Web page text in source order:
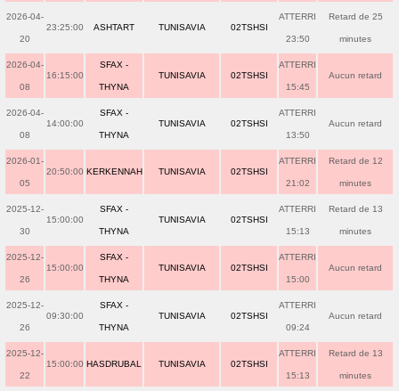
2026-04-
20
23:25:00 ASHTART TUNISAVIA 02TSHSI
ATTERRI
23:50
Retard de 25
minutes
2026-04-
08
16:15:00
SFAX -
THYNA
TUNISAVIA 02TSHSI
ATTERRI
15:45
Aucun retard
2026-04-
08
14:00:00
SFAX -
THYNA
TUNISAVIA 02TSHSI
ATTERRI
13:50
Aucun retard
2026-01-
05
20:50:00 KERKENNAH TUNISAVIA 02TSHSI
ATTERRI
21:02
Retard de 12
minutes
2025-12-
30
15:00:00
SFAX -
THYNA
TUNISAVIA 02TSHSI
ATTERRI
15:13
Retard de 13
minutes
2025-12-
26
15:00:00
SFAX -
THYNA
TUNISAVIA 02TSHSI
ATTERRI
15:00
Aucun retard
2025-12-
26
09:30:00
SFAX -
THYNA
TUNISAVIA 02TSHSI
ATTERRI
09:24
Aucun retard
2025-12-
22
15:00:00 HASDRUBAL TUNISAVIA 02TSHSI
ATTERRI
15:13
Retard de 13
minutes